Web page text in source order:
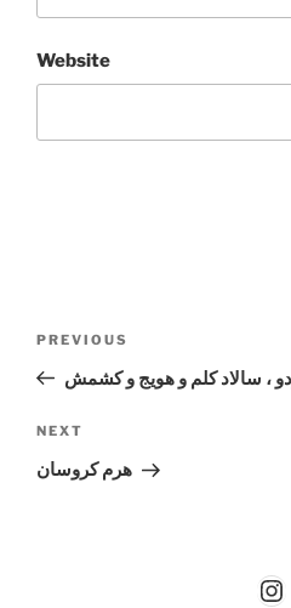
Website
Previous
Post
PREVIOUS
، سالاد کلم و هویج و کشمش
Next
Post
NEXT
هرم کروسان